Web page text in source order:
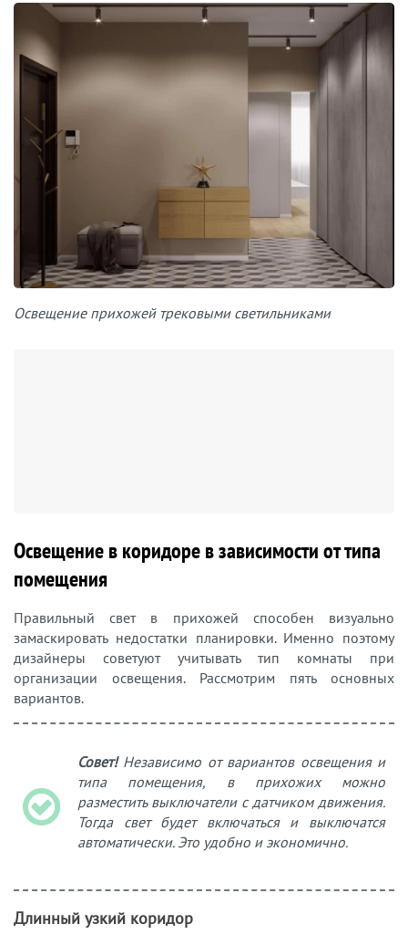
Освещение прихожей трековыми светильниками
Освещение в коридоре в зависимости от типа
помещения
Правильный свет в прихожей способен визуально
замаскировать недостатки планировки. Именно поэтому
дизайнеры советуют учитывать тип комнаты при
организации освещения. Рассмотрим пять основных
вариантов.
Совет! Независимо от вариантов освещения и
типа помещения, в прихожих можно
разместить выключатели с датчиком движения.
Тогда свет будет включаться и выключатся
автоматически. Это удобно и экономично.
Длинный узкий коридор